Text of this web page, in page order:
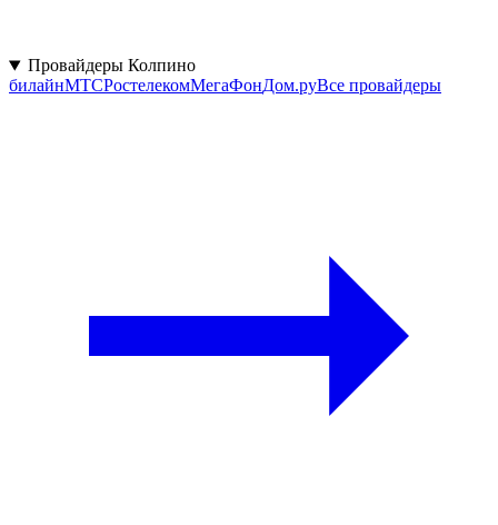
Провайдеры Колпино
билайнМТСРостелекомМегаФонДом.руВсе провайдеры